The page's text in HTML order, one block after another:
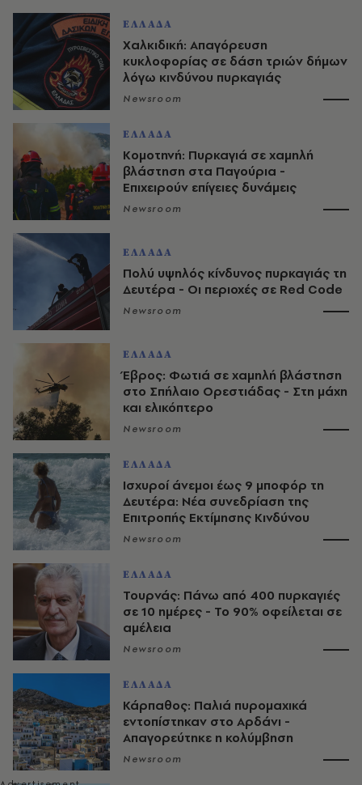
ΕΛΛΑΔΑ
Χαλκιδική: Απαγόρευση
κυκλοφορίας σε δάση τριών δήμων
λόγω κινδύνου πυρκαγιάς
Newsroom
ΕΛΛΑΔΑ
Κομοτηνή: Πυρκαγιά σε χαμηλή
βλάστηση στα Παγούρια -
Επιχειρούν επίγειες δυνάμεις
Newsroom
ΕΛΛΑΔΑ
Πολύ υψηλός κίνδυνος πυρκαγιάς τη
Δευτέρα - Οι περιοχές σε Red Code
Newsroom
ΕΛΛΑΔΑ
Έβρος: Φωτιά σε χαμηλή βλάστηση
στο Σπήλαιο Ορεστιάδας - Στη μάχη
και ελικόπτερο
Newsroom
ΕΛΛΑΔΑ
Ισχυροί άνεμοι έως 9 μποφόρ τη
Δευτέρα: Νέα συνεδρίαση της
Επιτροπής Εκτίμησης Κινδύνου
Newsroom
ΕΛΛΑΔΑ
Τουρνάς: Πάνω από 400 πυρκαγιές
σε 10 ημέρες - Το 90% οφείλεται σε
αμέλεια
Newsroom
ΕΛΛΑΔΑ
Κάρπαθος: Παλιά πυρομαχικά
εντοπίστηκαν στο Αρδάνι -
Απαγορεύτηκε η κολύμβηση
Newsroom